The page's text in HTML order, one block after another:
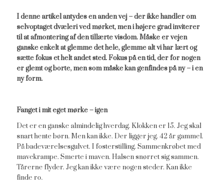
I denne artikel antydes en anden vej – der ikke handler om
selvoptaget dvæleri ved mørket, men i højere grad inviterer
til at afmontering af den tillærte visdom. Måske er vejen
ganske enkelt at glemme det hele, glemme alt vi har lært og
sætte fokus et helt andet sted. Fokus på en tid, der for nogen
er glemt og borte, men som måske kan genfindes på ny – i en
ny form.
Fanget i mit eget mørke – igen
Det er en ganske almindelig hverdag. Klokken er 15. Jeg skal
snart hente børn. Men kan ikke. Der ligger jeg. 42 år gammel.
På badeværelsesgulvet. I fosterstilling. Sammenkrøbet med
mavekrampe. Smerte i maven. Halsen snørret sig sammen.
Tårerne flyder. Jeg kan ikke være nogen steder. Kan ikke
finde ro.